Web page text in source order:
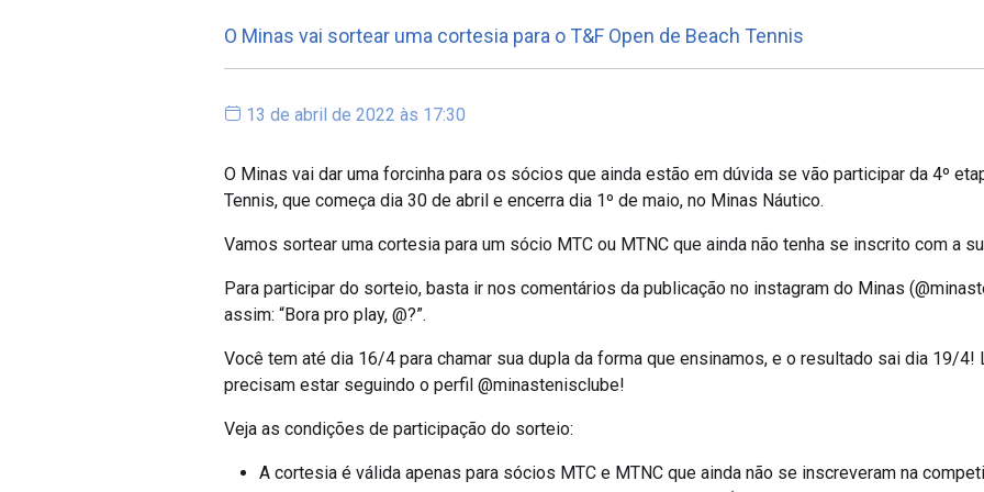
O Minas vai sortear uma cortesia para o T&F Open de Beach Tennis
13 de abril de 2022 às 17:30
O Minas vai dar uma forcinha para os sócios que ainda estão em dúvida se vão participar da 4º
Tennis, que começa dia 30 de abril e encerra dia 1º de maio, no Minas Náutico.
Vamos sortear uma cortesia para um sócio MTC ou MTNC que ainda não tenha se inscrito com a
Para participar do sorteio, basta ir nos comentários da publicação no instagram do Minas
assim: “Bora pro play, @?”.
Você tem até dia 16/4 para chamar sua dupla da forma que ensinamos, e o resultado sai dia 19/4!
precisam estar seguindo o perfil @minastenisclube!
Veja as condições de participação do sorteio:
A cortesia é válida apenas para sócios MTC e MTNC que ainda não se inscreveram na